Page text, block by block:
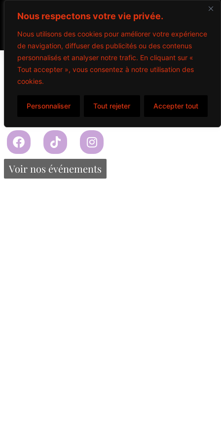
Nous respectons votre vie privée.
Nous utilisons des cookies pour améliorer votre expérience
de navigation, diffuser des publicités ou des contenus
personnalisés et analyser notre trafic. En cliquant sur «
Tout accepter », vous consentez à notre utilisation des
cookies.
Personnaliser Tout rejeter Accepter tout
Slush
Voir nos événements